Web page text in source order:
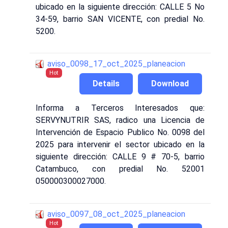
ubicado en la siguiente dirección: CALLE 5 No
34-59, barrio SAN VICENTE, con predial No.
5200.
aviso_0098_17_oct_2025_planeacion
Hot
Download
Details
Informa a Terceros Interesados que:
SERVYNUTRIR SAS, radico una Licencia de
Intervención de Espacio Publico No. 0098 del
2025 para intervenir el sector ubicado en la
siguiente dirección: CALLE 9 # 70-5, barrio
Catambuco, con predial No. 52001
050000300027000.
aviso_0097_08_oct_2025_planeacion
Hot